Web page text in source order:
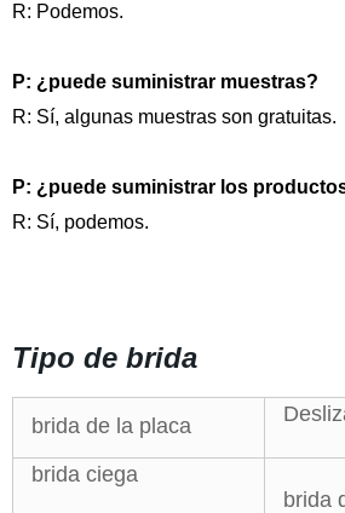
R: Podemos.
P: ¿puede suministrar muestras?
R: Sí, algunas muestras son gratuitas.
P: ¿puede suministrar los
R: Sí, podemos.
Tipo de brida
brida de la placa
brida ciega
brida